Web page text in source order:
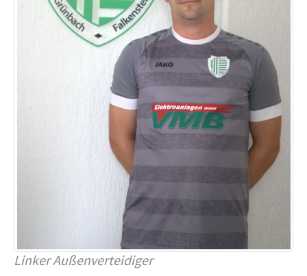
Linker Außenverteidiger